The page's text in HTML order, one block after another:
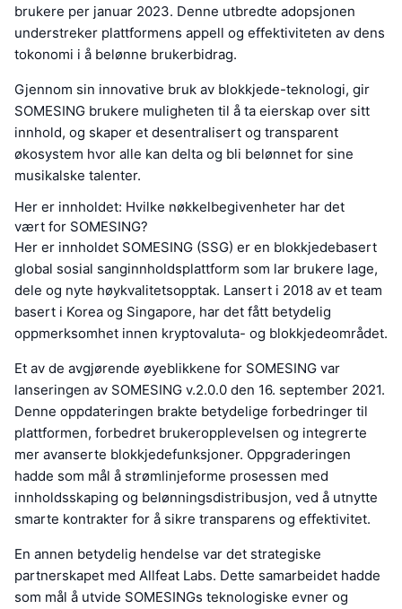
brukere per januar 2023. Denne utbredte adopsjonen
understreker plattformens appell og effektiviteten av dens
tokonomi i å belønne brukerbidrag.
Gjennom sin innovative bruk av blokkjede-teknologi, gir
SOMESING brukere muligheten til å ta eierskap over sitt
innhold, og skaper et desentralisert og transparent
økosystem hvor alle kan delta og bli belønnet for sine
musikalske talenter.
Her er innholdet: Hvilke nøkkelbegivenheter har det
vært for SOMESING?
Her er innholdet SOMESING (SSG) er en blokkjedebasert
global sosial sanginnholdsplattform som lar brukere lage,
dele og nyte høykvalitetsopptak. Lansert i 2018 av et team
basert i Korea og Singapore, har det fått betydelig
oppmerksomhet innen kryptovaluta- og blokkjedeområdet.
Et av de avgjørende øyeblikkene for SOMESING var
lanseringen av SOMESING v.2.0.0 den 16. september 2021.
Denne oppdateringen brakte betydelige forbedringer til
plattformen, forbedret brukeropplevelsen og integrerte
mer avanserte blokkjedefunksjoner. Oppgraderingen
hadde som mål å strømlinjeforme prosessen med
innholdsskaping og belønningsdistribusjon, ved å utnytte
smarte kontrakter for å sikre transparens og effektivitet.
En annen betydelig hendelse var det strategiske
partnerskapet med Allfeat Labs. Dette samarbeidet hadde
som mål å utvide SOMESINGs teknologiske evner og